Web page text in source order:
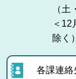
（
＜12
除く）
各課連絡